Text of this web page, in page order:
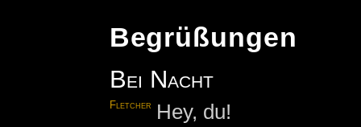
Begrüßungen
Bei Nacht
Fletcher Hey, du!